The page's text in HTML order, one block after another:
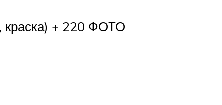
краска) + 220 ФОТО